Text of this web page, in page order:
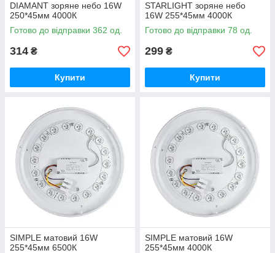
DIAMANT зоряне небо 16W
250*45мм 4000К
Готово до відправки 362 од.
314 ₴
Купити
STARLIGHT зоряне небо
16W 255*45мм 4000К
Готово до відправки 78 од.
299 ₴
Купити
SIMPLE матовий 16W
255*45мм 6500К
SIMPLE матовий 16W
255*45мм 4000К